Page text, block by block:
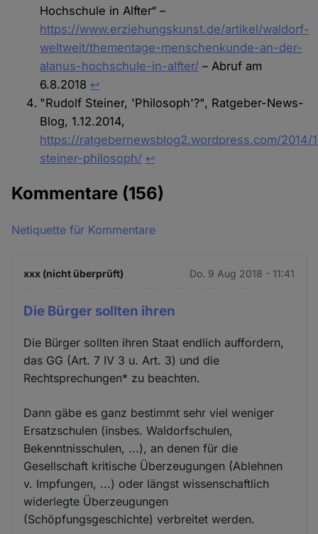
Hochschule in Alfter“ –
https://www.erziehungskunst.de/artikel/waldorf-
weltweit/thementage-menschenkunde-an-der-
alanus-hochschule-in-alfter/ – Abruf am
6.8.2018 ↩︎
"Rudolf Steiner, 'Philosoph'?", Ratgeber-News-
Blog, 1.12.2014,
https://ratgebernewsblog2.wordpress.com/2014/
steiner-philosoph/ ↩︎
Kommentare (156)
Netiquette für Kommentare
xxx (nicht überprüft) Do. 9 Aug 2018 - 11:41
Die Bürger sollten ihren
Die Bürger sollten ihren Staat endlich auffordern,
das GG (Art. 7 IV 3 u. Art. 3) und die
Rechtsprechungen* zu beachten.
Dann gäbe es ganz bestimmt sehr viel weniger
Ersatzschulen (insbes. Waldorfschulen,
Bekenntnisschulen, ...), an denen für die
Gesellschaft kritische Überzeugungen (Ablehnen
v. Impfungen, ...) oder längst wissenschaftlich
widerlegte Überzeugungen
(Schöpfungsgeschichte) verbreitet werden.